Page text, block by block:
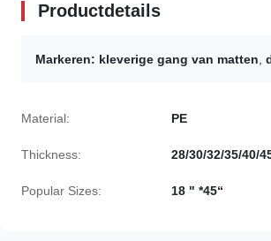
Productdetails
Markeren: kleverige gang van matten,
Material: PE
Thickness: 28/30/32/35/40/
Popular Sizes: 18 " *45“